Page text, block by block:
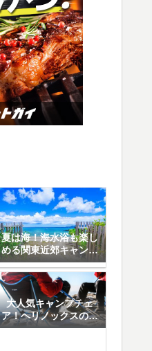
夏は海！海水浴も楽し
める関東近郊キャンプ
場10選
大人気キャンプチェ
ア！ヘリノックスの魅
力と人気の5モデル徹